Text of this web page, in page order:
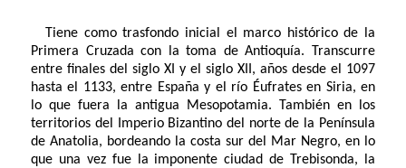
Tiene como trasfondo inicial el marco histórico de la
Primera Cruzada con la toma de Antioquía. Transcurre
entre finales del siglo XI y el siglo XII, años desde el 1097
hasta el 1133, entre España y el río Éufrates en Siria, en
lo que fuera la antigua Mesopotamia. También en los
territorios del Imperio Bizantino del norte de la Península
de Anatolia, bordeando la costa sur del Mar Negro, en lo
que una vez fue la imponente ciudad de Trebisonda, la